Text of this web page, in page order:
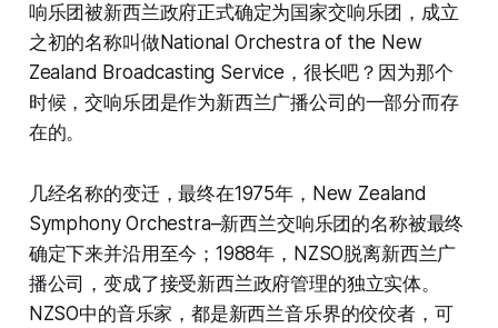
响乐团被新西兰政府正式确定为国家交响乐团，成立
之初的名称叫做National Orchestra of the New
Zealand Broadcasting Service，很长吧？因为那个
时候，交响乐团是作为新西兰广播公司的一部分而存
在的。
几经名称的变迁，最终在1975年，New Zealand
Symphony Orchestra–新西兰交响乐团的名称被最终
确定下来并沿用至今；1988年，NZSO脱离新西兰广
播公司，变成了接受新西兰政府管理的独立实体。
NZSO中的音乐家，都是新西兰音乐界的佼佼者，可